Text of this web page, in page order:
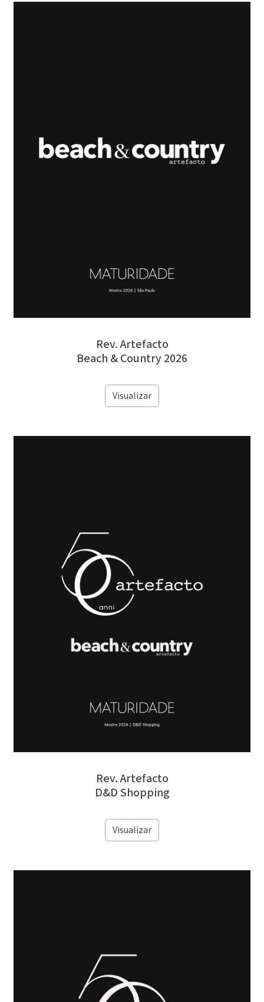
Rev. Artefacto
Beach & Country 2026
Visualizar
Rev. Artefacto
D&D Shopping
Visualizar